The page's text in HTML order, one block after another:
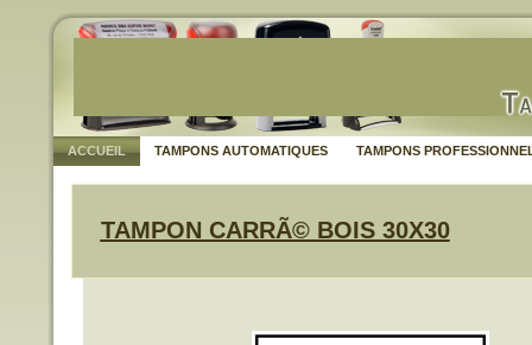
ACCUEIL TAMPONS AUTOMATIQUES TAMPONS
TAMPON CARRÃ© BOIS 30X30